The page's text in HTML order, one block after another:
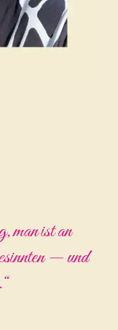
man ist an
— und